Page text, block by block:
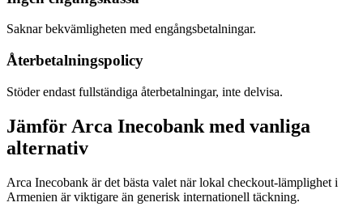
Saknar bekvämligheten med engångsbetalningar.
Återbetalningspolicy
Stöder endast fullständiga återbetalningar, inte delvisa.
Jämför Arca Inecobank med vanliga
alternativ
Arca Inecobank är det bästa valet när lokal checkout-lämplighet i
Armenien är viktigare än generisk internationell täckning.